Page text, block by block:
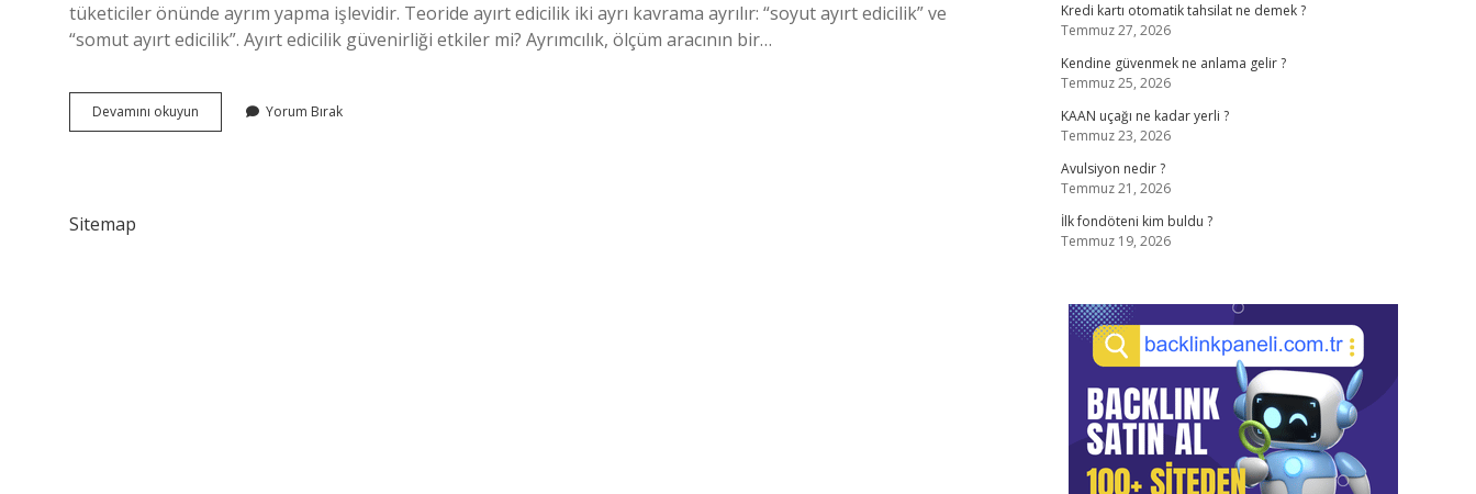
tüketiciler önünde ayrım yapma işlevidir. Teoride ayırt edicilik iki ayrı kavrama ayrılır: “soyut ayırt edicilik” ve
“somut ayırt edicilik”. Ayırt edicilik güvenirliği etkiler mi? Ayrımcılık, ölçüm aracının bir…
Devamını okuyun
Edicilik
Yorum Bırak
Sitemap
Kredi kartı otomatik tahsilat ne demek ?
Temmuz 27, 2026
Kendine güvenmek ne anlama gelir ?
Temmuz 25, 2026
KAAN uçağı ne kadar yerli ?
Temmuz 23, 2026
Avulsiyon nedir ?
Temmuz 21, 2026
İlk fondöteni kim buldu ?
Temmuz 19, 2026